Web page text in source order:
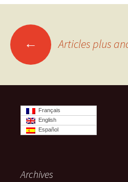
des
articles
← Articles plus
Français
English
Español
Archives